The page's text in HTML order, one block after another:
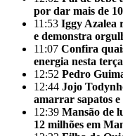
por dar mais de
11:53 Iggy Azalea
e demonstra
11:07 Confira
energia nesta
12:52 Pedro
12:44 Jojo
amarrar sapatos e
12:39 Mansão de
12 milhões em